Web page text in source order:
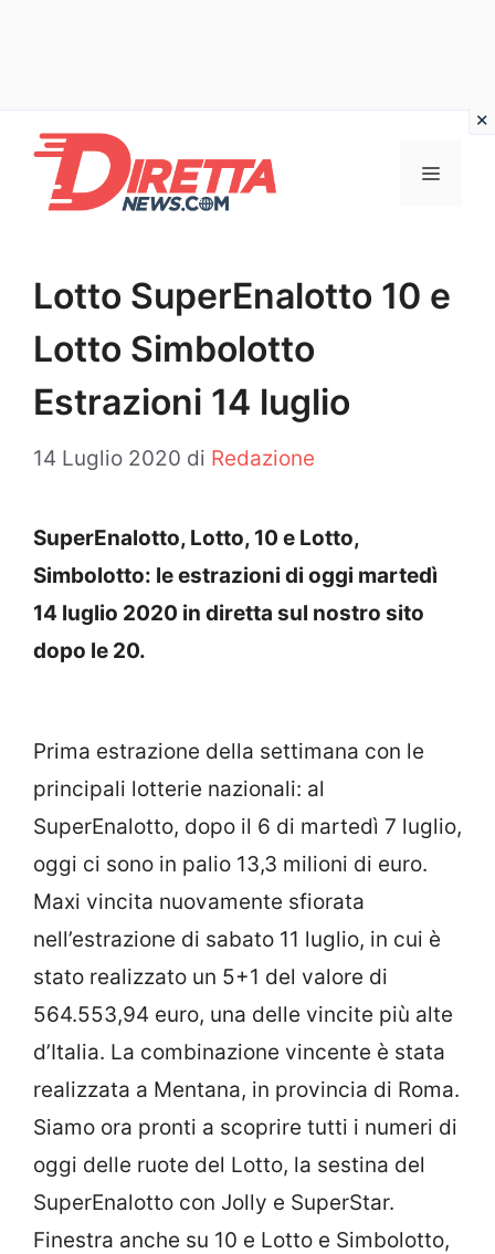
contenuto
Menu
Lotto SuperEnalotto 10 e
Lotto Simbolotto
Estrazioni 14 luglio
14 Luglio 2020 di Redazione
SuperEnalotto, Lotto, 10 e Lotto,
Simbolotto: le estrazioni di oggi martedì
14 luglio 2020 in diretta sul nostro sito
dopo le 20.
Prima estrazione della settimana con le
principali lotterie nazionali: al
SuperEnalotto, dopo il 6 di martedì 7 luglio,
oggi ci sono in palio 13,3 milioni di euro.
Maxi vincita nuovamente sfiorata
nell’estrazione di sabato 11 luglio, in cui è
stato realizzato un 5+1 del valore di
564.553,94 euro, una delle vincite più alte
d’Italia. La combinazione vincente è stata
realizzata a Mentana, in provincia di Roma.
Siamo ora pronti a scoprire tutti i numeri di
oggi delle ruote del Lotto, la sestina del
SuperEnalotto con Jolly e SuperStar.
Finestra anche su 10 e Lotto e Simbolotto,